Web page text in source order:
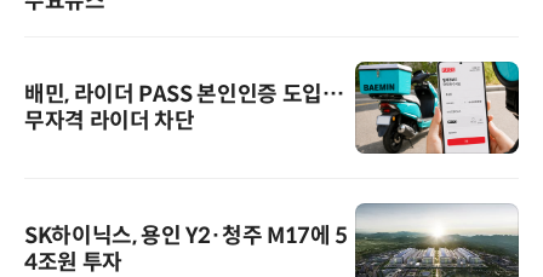
배민, 라이더 PASS 본인인증 도입…
무자격 라이더 차단
SK하이닉스, 용인 Y2·청주 M17에 5
4조원 투자